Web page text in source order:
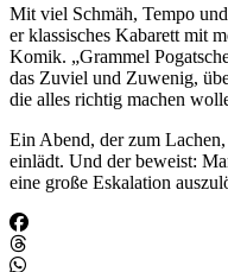
Mit viel Schmäh, Tempo
er klassisches Kabarett mit
Komik. „Grammel
das Zuviel und Zuwenig,
die alles richtig machen
Ein Abend, der zum
einlädt. Und der beweist:
eine große Eskalation